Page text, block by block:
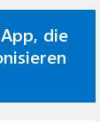
die